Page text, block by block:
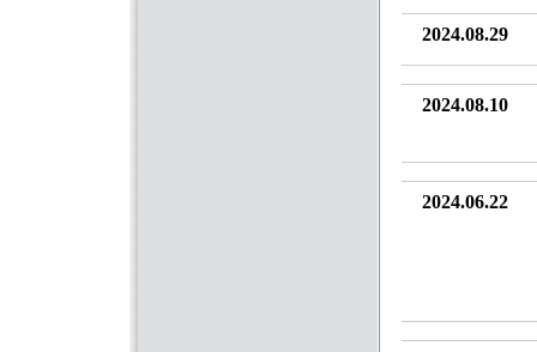
2024.08.29
2024.08.10
2024.06.22